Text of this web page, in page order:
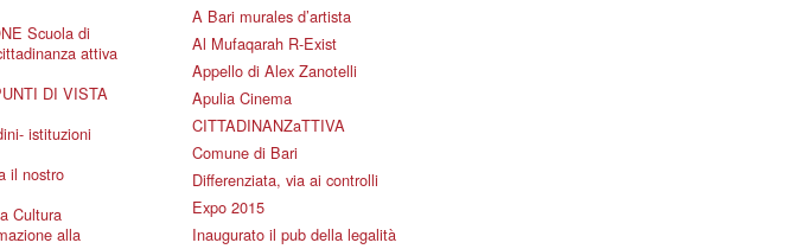
Scuola di
attiva
DI VISTA
istituzioni
il nostro
Cultura
alla
A Bari murales d’artista
Al Mufaqarah R-Exist
Appello di Alex Zanotelli
Apulia Cinema
CITTADINANZaTTIVA
Comune di Bari
Differenziata, via ai controlli
Expo 2015
Inaugurato il pub della legalità